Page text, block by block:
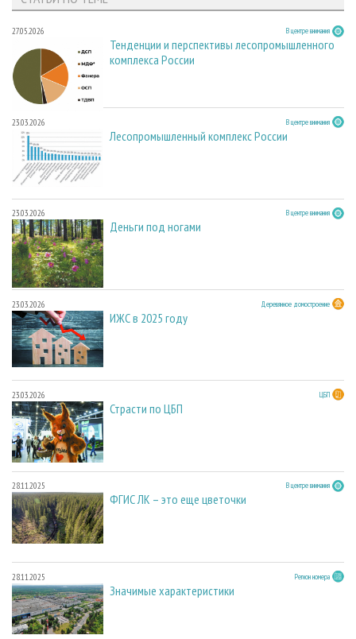
27.05.2026 В центре внимания
Тенденции и перспективы лесопромышленного
комплекса России
23.03.2026 В центре внимания
Лесопромышленный комплекс России
23.03.2026 В центре внимания
Деньги под ногами
23.03.2026 Деревянное домостроение
ИЖС в 2025 году
23.03.2026 ЦБП
Страсти по ЦБП
28.11.2025 В центре внимания
ФГИС ЛК – это еще цветочки
28.11.2025 Регион номера
Значимые характеристики